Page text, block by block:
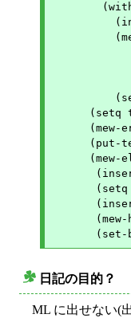
(setq
(mew-
(put-
(mew-
(setq
(mew-
日記の目的？
ML に出せない(